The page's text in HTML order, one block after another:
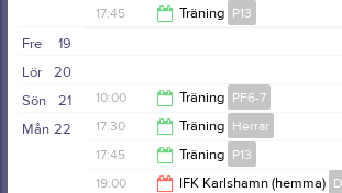
18:30
17:45 Träning P13
19
Fre
20
Lör
21
Sön 10:00 Träning PF6-7
11:00
22
Mån 17:30 Träning Herrar
19:00
17:45 Träning P13
19:00 IFK Karlshamn (hemma)